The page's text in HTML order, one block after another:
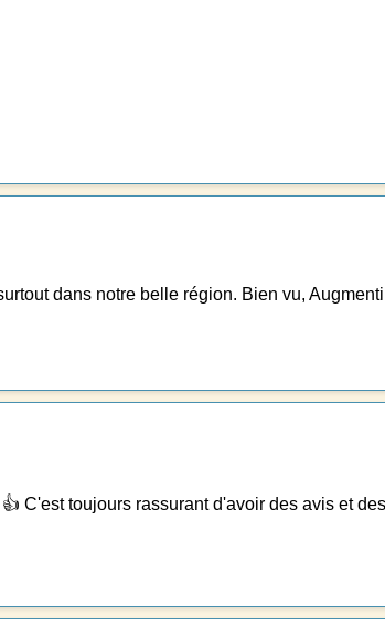
dans notre belle région. Bien vu,
C'est toujours rassurant d'avoir des avis et